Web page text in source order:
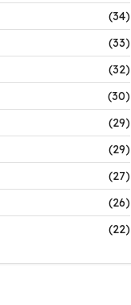
(34)
(33)
(32)
(30)
(29)
(29)
(27)
(26)
(22)